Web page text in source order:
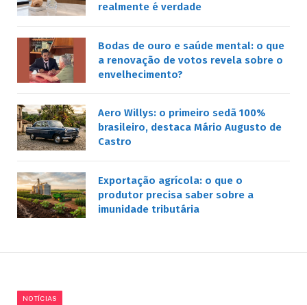
realmente é verdade
Bodas de ouro e saúde mental: o que
a renovação de votos revela sobre o
envelhecimento?
Aero Willys: o primeiro sedã 100%
brasileiro, destaca Mário Augusto de
Castro
Exportação agrícola: o que o
produtor precisa saber sobre a
imunidade tributária
NOTÍCIAS